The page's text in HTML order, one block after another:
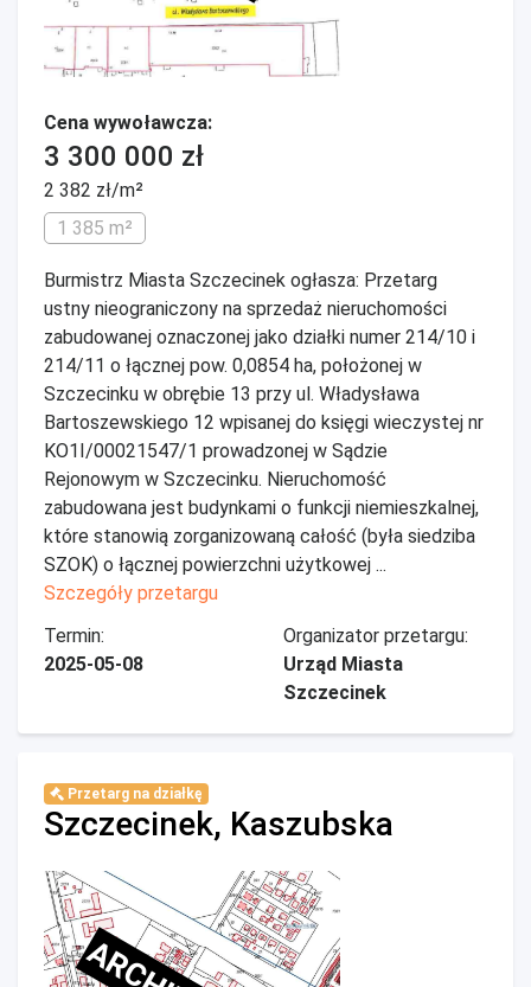
Cena wywoławcza:
3 300 000 zł
2 382 zł/m²
1 385 m²
Burmistrz Miasta Szczecinek ogłasza: Przetarg
ustny nieograniczony na sprzedaż nieruchomości
zabudowanej oznaczonej jako działki numer 214/10 i
214/11 o łącznej pow. 0,0854 ha, położonej w
Szczecinku w obrębie 13 przy ul. Władysława
Bartoszewskiego 12 wpisanej do księgi wieczystej nr
KO1I/00021547/1 prowadzonej w Sądzie
Rejonowym w Szczecinku. Nieruchomość
zabudowana jest budynkami o funkcji niemieszkalnej,
które stanowią zorganizowaną całość (była siedziba
SZOK) o łącznej powierzchni użytkowej ...
Szczegóły przetargu
Termin:
2025-05-08
Organizator przetargu:
Urząd Miasta
Szczecinek
Przetarg na działkę
Szczecinek, Kaszubska